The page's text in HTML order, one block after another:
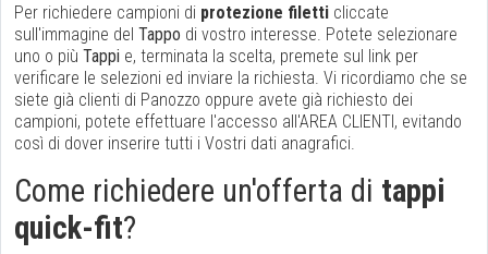
Per richiedere campioni di protezione filetti cliccate
sull'immagine del Tappo di vostro interesse. Potete selezionare
uno o più Tappi e, terminata la scelta, premete sul link per
verificare le selezioni ed inviare la richiesta. Vi ricordiamo che se
siete già clienti di Panozzo oppure avete già richiesto dei
campioni, potete effettuare l'accesso all'AREA CLIENTI, evitando
così di dover inserire tutti i Vostri dati anagrafici.
Come richiedere un'offerta di tappi
quick-fit?